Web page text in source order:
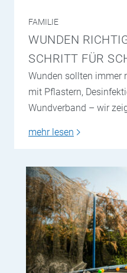
FAMILIE
WUNDEN
SCHRITT FÜR
Wunden sollten immer
mit Pflastern,
Wundverband – wir
mehr lesen